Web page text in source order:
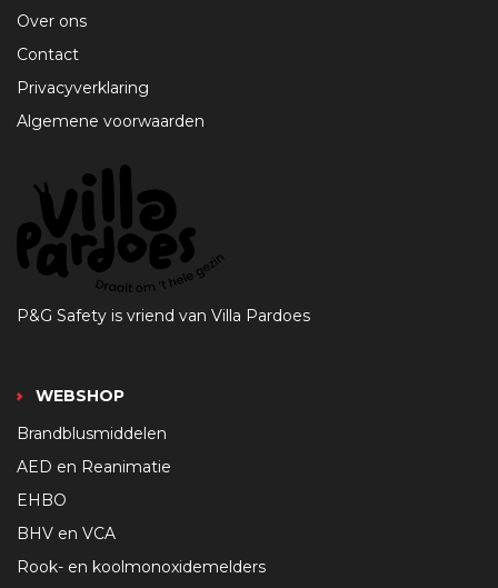
Over ons
Contact
Privacyverklaring
Algemene voorwaarden
P&G Safety is vriend van Villa Pardoes
WEBSHOP
Brandblusmiddelen
AED en Reanimatie
EHBO
BHV en VCA
Rook- en koolmonoxidemelders